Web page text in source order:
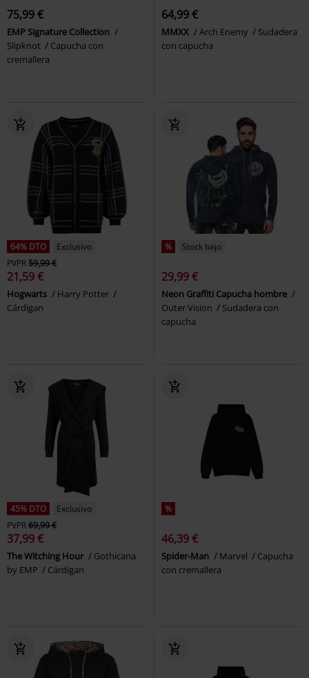
75,99 €
EMP Signature Collection
Slipknot
Capucha con
cremallera
64,99 €
MMXX Arch Enemy
Sudadera
con capucha
64% DTO
Exclusivo
PVPR59,99 €
21,59 €
Hogwarts
Harry Potter
Cárdigan
% Stock bajo
29,99 €
Neon Graffiti Capucha hombre
Outer Vision
Sudadera con
capucha
45% DTO
Exclusivo
PVPR69,99 €
37,99 €
The Witching Hour
Gothicana
by EMP
Cárdigan
%
46,39 €
Spider-Man Marvel
Capucha
con cremallera